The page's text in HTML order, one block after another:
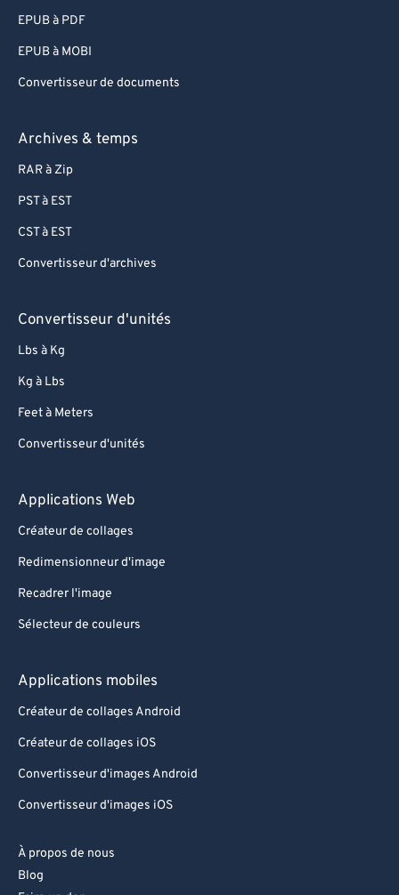
EPUB à PDF
EPUB à MOBI
Convertisseur de documents
Archives & temps
RAR à Zip
PST à EST
CST à EST
Convertisseur d'archives
Convertisseur d'unités
Lbs à Kg
Kg à Lbs
Feet à Meters
Convertisseur d'unités
Applications Web
Créateur de collages
Redimensionneur d'image
Recadrer l'image
Sélecteur de couleurs
Applications mobiles
Créateur de collages Android
Créateur de collages iOS
Convertisseur d'images Android
Convertisseur d'images iOS
À propos de nous
Blog